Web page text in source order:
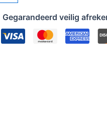
Gegarandeerd veilig